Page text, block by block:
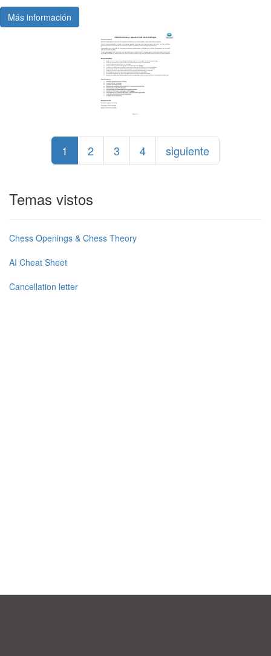
Más información
1 2 3 4 siguiente
Temas vistos
Chess Openings & Chess Theory
AI Cheat Sheet
Cancellation letter